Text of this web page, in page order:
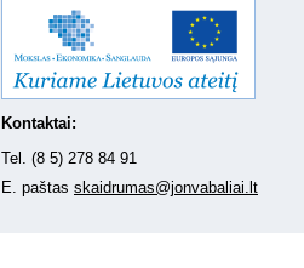
Kontaktai:
Tel. (8 5) 278 84 91
E. paštas skaidrumas@jonvabaliai.lt